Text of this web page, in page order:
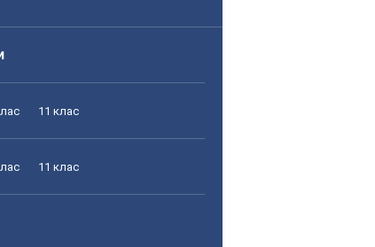
11 клас
11 клас